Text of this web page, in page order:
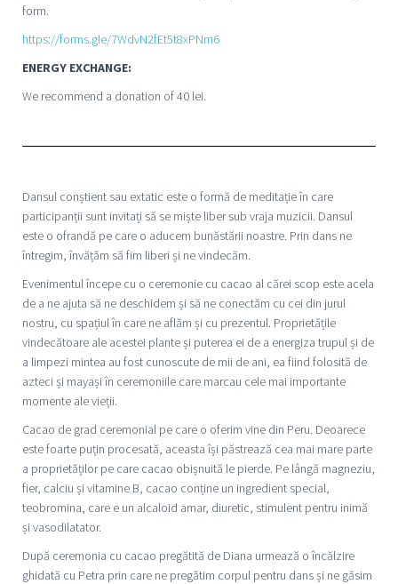
form.
https://forms.gle/7WdvN2fEt5t8xPNm6
ENERGY EXCHANGE:
We recommend a donation of 40 lei.
Dansul conștient sau extatic este o formă de meditație în care
participanții sunt invitați să se miște liber sub vraja muzicii. Dansul
este o ofrandă pe care o aducem bunăstării noastre. Prin dans ne
întregim, învățăm să fim liberi și ne vindecăm.
Evenimentul începe cu o ceremonie cu cacao al cărei scop este acela
de a ne ajuta să ne deschidem și să ne conectăm cu cei din jurul
nostru, cu spațiul în care ne aflăm și cu prezentul. Proprietățile
vindecătoare ale acestei plante și puterea ei de a energiza trupul și de
a limpezi mintea au fost cunoscute de mii de ani, ea fiind folosită de
azteci și mayași în ceremoniile care marcau cele mai importante
momente ale vieții.
Cacao de grad ceremonial pe care o oferim vine din Peru. Deoarece
este foarte puțin procesată, aceasta își păstrează cea mai mare parte
a proprietăților pe care cacao obișnuită le pierde. Pe lângă magneziu,
fier, calciu și vitamine B, cacao conține un ingredient special,
teobromina, care e un alcaloid amar, diuretic, stimulent pentru inimă
și vasodilatator.
După ceremonia cu cacao pregătită de Diana urmează o încălzire
ghidată cu Petra prin care ne pregătim corpul pentru dans și ne găsim